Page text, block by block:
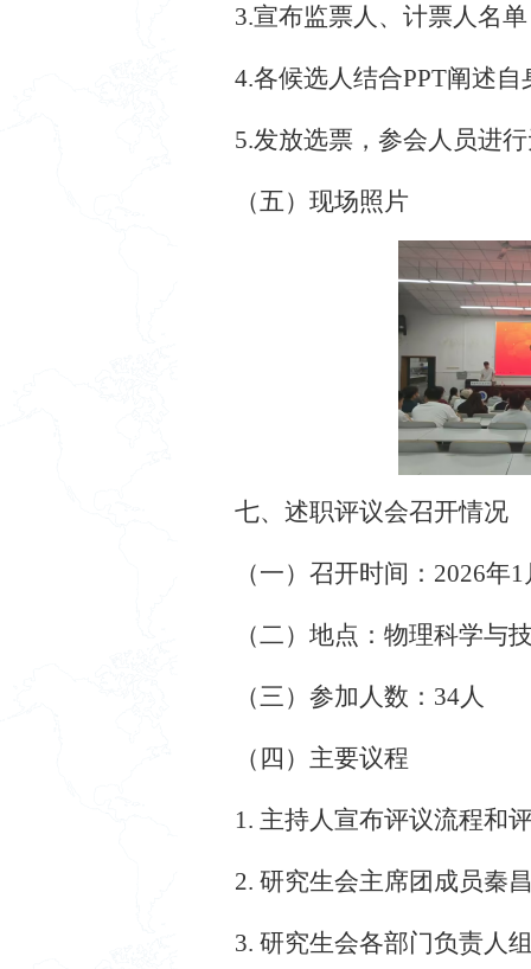
3.宣布监票人、计票人名
4.各候选人结合PPT阐述自
5.发放选票，参会人员进
（五）现场照片
七、述职评议会召开情况
（一）召开时间： 2026年1
（二）地点： 物理科学与
（三）参加人数： 34人
（四）主要议程
1. 主持人宣布评议流程和
2. 研究生会主席团成员秦
3. 研究生会各部门负责人